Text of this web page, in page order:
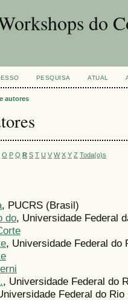
do
PESQUISA ATUAL
autores
O P Q R S T U V W X Y Z Toda(o)s
, PUCRS (Brasil)
do, Universidade Federal
, Universidade Federal do
, Universidade Federal do
Federal do